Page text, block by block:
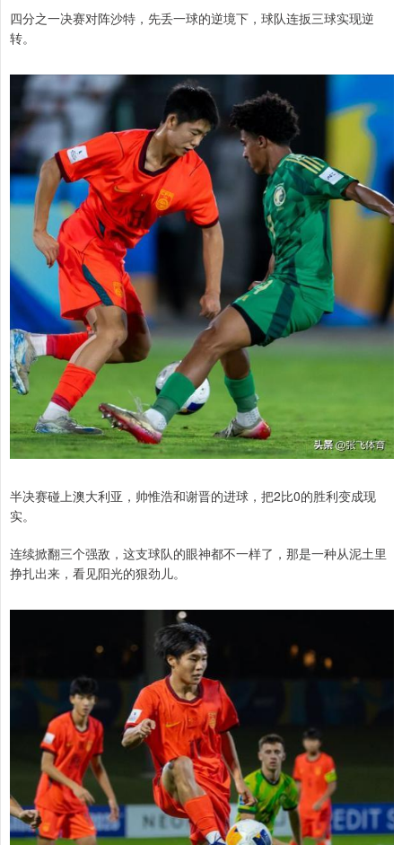
四分之一决赛对阵沙特，先丢一球的逆境下，球队连扳三球实现逆
转。
半决赛碰上澳大利亚，帅惟浩和谢晋的进球，把2比0的胜利变成现
实。
连续掀翻三个强敌，这支球队的眼神都不一样了，那是一种从泥土里
挣扎出来，看见阳光的狠劲儿。